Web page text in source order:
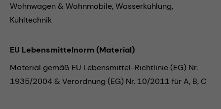
Wohnwagen & Wohnmobile,Wasserkühlung,
Kühltechnik
EU Lebensmittelnorm (Material)
Material gemäß EU Lebensmittel-Richtlinie (EG) Nr.
1935/2004 & Verordnung (EG) Nr. 10/2011 für A, B, C